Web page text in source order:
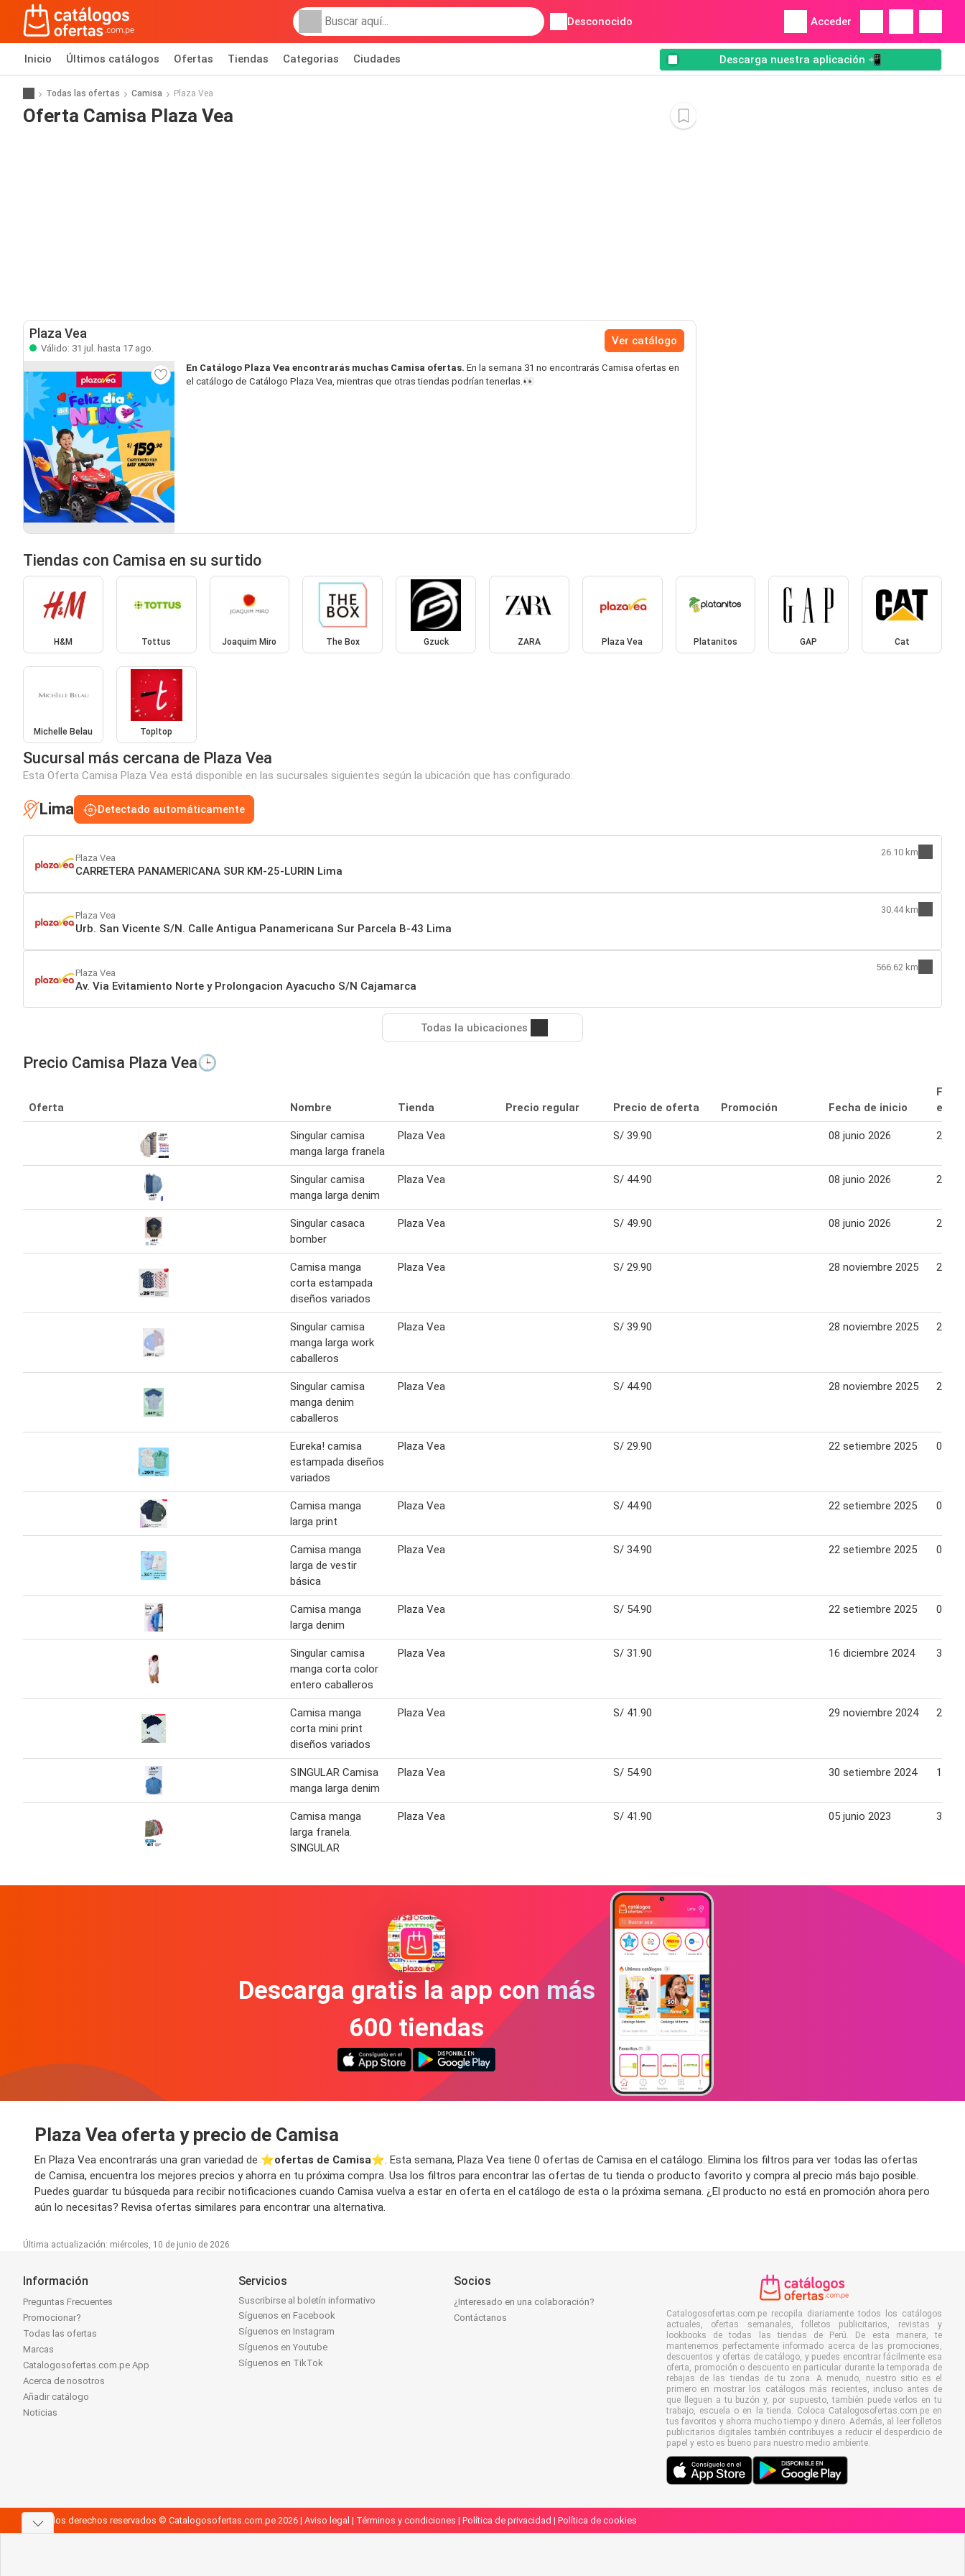
Desconocido Acceder
Inicio Últimos catálogos Ofertas Tiendas Categorias Ciudades Descarga nuestra aplicación 📲
Todas las ofertas Camisa Plaza Vea
Oferta Camisa Plaza Vea
Plaza Vea
Válido: 31 jul. hasta 17 ago.
Ver catálogo
En Catálogo Plaza Vea encontrarás muchas Camisa ofertas. En la semana 31 no encontrarás Camisa ofertas en
el catálogo de Catálogo Plaza Vea, mientras que otras tiendas podrían tenerlas.👀
Tiendas con Camisa en su surtido
H&M Tottus Joaquim Miro The Box Gzuck ZARA Plaza Vea Platanitos GAP Cat
Michelle Belau TopItop
Sucursal más cercana de Plaza Vea
Esta Oferta Camisa Plaza Vea está disponible en las sucursales siguientes según la ubicación que has configurado:
Lima Detectado automáticamente
Plaza Vea
CARRETERA PANAMERICANA SUR KM-25-LURIN Lima
26.10 km
Plaza Vea
Urb. San Vicente S/N. Calle Antigua Panamericana Sur Parcela B-43 Lima
30.44 km
Plaza Vea
Av. Via Evitamiento Norte y Prolongacion Ayacucho S/N Cajamarca
566.62 km
Todas la ubicaciones
Precio Camisa Plaza Vea🕒
Oferta Nombre Tienda Precio regular Precio de oferta Promoción Fecha de inicio
Singular camisa
manga larga franela
Plaza Vea S/ 39.90 08 junio 2026 21
Singular camisa
manga larga denim
Plaza Vea S/ 44.90 08 junio 2026 21
Singular casaca
bomber
Plaza Vea S/ 49.90 08 junio 2026 21
Camisa manga
corta estampada
diseños variados
Plaza Vea S/ 29.90 28 noviembre 2025 25
Singular camisa
manga larga work
caballeros
Plaza Vea S/ 39.90 28 noviembre 2025 25
Singular camisa
manga denim
caballeros
Plaza Vea S/ 44.90 28 noviembre 2025 25
Eureka! camisa
estampada diseños
variados
Plaza Vea S/ 29.90 22 setiembre 2025 06
Camisa manga
larga print
Plaza Vea S/ 44.90 22 setiembre 2025 05
Camisa manga
larga de vestir
básica
Plaza Vea S/ 34.90 22 setiembre 2025 05
Camisa manga
larga denim
Plaza Vea S/ 54.90 22 setiembre 2025 05
Singular camisa
manga corta color
entero caballeros
Plaza Vea S/ 31.90 16 diciembre 2024 31
Camisa manga
corta mini print
diseños variados
Plaza Vea S/ 41.90 29 noviembre 2024 25
SINGULAR Camisa
manga larga denim
Plaza Vea S/ 54.90 30 setiembre 2024 13
Camisa manga
larga franela.
SINGULAR
Plaza Vea S/ 41.90 05 junio 2023 30
Descarga gratis la app con más
600 tiendas
Plaza Vea oferta y precio de Camisa
En Plaza Vea encontrarás una gran variedad de ⭐️ofertas de Camisa⭐️. Esta semana, Plaza Vea tiene 0 ofertas de Camisa en el catálogo. Elimina los filtros para ver todas las ofertas
de Camisa, encuentra los mejores precios y ahorra en tu próxima compra. Usa los filtros para encontrar las ofertas de tu tienda o producto favorito y compra al precio más bajo posible.
Puedes guardar tu búsqueda para recibir notificaciones cuando Camisa vuelva a estar en oferta en el catálogo de esta o la próxima semana. ¿El producto no está en promoción ahora pero
aún lo necesitas? Revisa ofertas similares para encontrar una alternativa.
Última actualización: miércoles, 10 de junio de 2026
Información
Preguntas Frecuentes
Promocionar?
Todas las ofertas
Marcas
Catalogosofertas.com.pe App
Acerca de nosotros
Añadir catálogo
Noticias
Servicios
Suscribirse al boletín informativo
Síguenos en Facebook
Síguenos en Instagram
Síguenos en Youtube
Síguenos en TikTok
Socios
¿Interesado en una colaboración?
Contáctanos
Catalogosofertas.com.pe recopila diariamente todos los catálogos
actuales, ofertas semanales, folletos publicitarios, revistas y
lookbooks de todas las tiendas de Perú. De esta manera, te
mantenemos perfectamente informado acerca de las promociones,
descuentos y ofertas de catálogo, y puedes encontrar fácilmente esa
oferta, promoción o descuento en particular durante la temporada de
rebajas de las tiendas de tu zona. A menudo, nuestro sitio es el
primero en mostrar los catálogos más recientes, incluso antes de
que lleguen a tu buzón y, por supuesto, también puede verlos en tu
trabajo, escuela o en la tienda. Coloca Catalogosofertas.com.pe en
tus favoritos y ahorra mucho tiempo y dinero. Además, al leer folletos
publicitarios digitales también contribuyes a reducir el desperdicio de
papel y esto es bueno para nuestro medio ambiente.
Todos los derechos reservados © Catalogosofertas.com.pe 2026 | Aviso legal | Términos y condiciones | Política de privacidad | Política de cookies